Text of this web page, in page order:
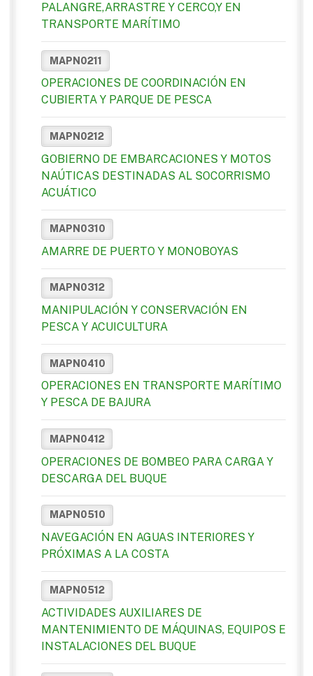
PALANGRE,ARRASTRE Y CERCO,Y EN
TRANSPORTE MARÍTIMO
MAPN0211
OPERACIONES DE COORDINACIÓN EN
CUBIERTA Y PARQUE DE PESCA
MAPN0212
GOBIERNO DE EMBARCACIONES Y MOTOS
NAÚTICAS DESTINADAS AL SOCORRISMO
ACUÁTICO
MAPN0310
AMARRE DE PUERTO Y MONOBOYAS
MAPN0312
MANIPULACIÓN Y CONSERVACIÓN EN
PESCA Y ACUICULTURA
MAPN0410
OPERACIONES EN TRANSPORTE MARÍTIMO
Y PESCA DE BAJURA
MAPN0412
OPERACIONES DE BOMBEO PARA CARGA Y
DESCARGA DEL BUQUE
MAPN0510
NAVEGACIÓN EN AGUAS INTERIORES Y
PRÓXIMAS A LA COSTA
MAPN0512
ACTIVIDADES AUXILIARES DE
MANTENIMIENTO DE MÁQUINAS, EQUIPOS E
INSTALACIONES DEL BUQUE